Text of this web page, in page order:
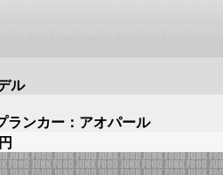
ル
ンカー：アオパール